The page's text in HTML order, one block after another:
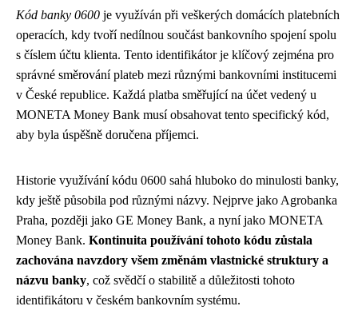
Kód banky 0600 je využíván při veškerých domácích platebních
operacích, kdy tvoří nedílnou součást bankovního spojení spolu
s číslem účtu klienta. Tento identifikátor je klíčový zejména pro
správné směrování plateb mezi různými bankovními institucemi
v České republice. Každá platba směřující na účet vedený u
MONETA Money Bank musí obsahovat tento specifický kód,
aby byla úspěšně doručena příjemci.
Historie využívání kódu 0600 sahá hluboko do minulosti banky,
kdy ještě působila pod různými názvy. Nejprve jako Agrobanka
Praha, později jako GE Money Bank, a nyní jako MONETA
Money Bank. Kontinuita používání tohoto kódu zůstala
zachována navzdory všem změnám vlastnické struktury a
názvu banky, což svědčí o stabilitě a důležitosti tohoto
identifikátoru v českém bankovním systému.